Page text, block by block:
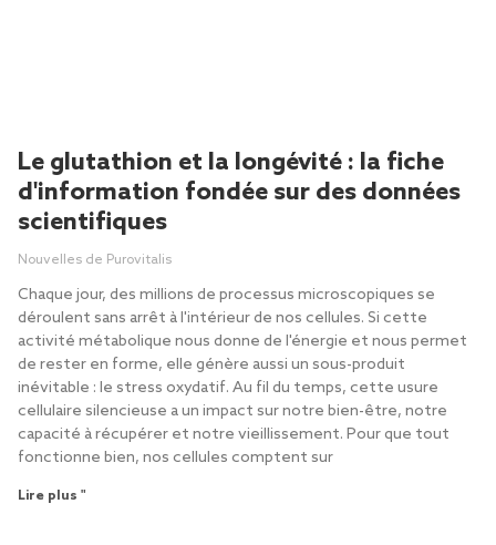
Le glutathion et la longévité : la fiche
d'information fondée sur des données
scientifiques
Nouvelles de Purovitalis
Chaque jour, des millions de processus microscopiques se
déroulent sans arrêt à l'intérieur de nos cellules. Si cette
activité métabolique nous donne de l'énergie et nous permet
de rester en forme, elle génère aussi un sous-produit
inévitable : le stress oxydatif. Au fil du temps, cette usure
cellulaire silencieuse a un impact sur notre bien-être, notre
capacité à récupérer et notre vieillissement. Pour que tout
fonctionne bien, nos cellules comptent sur
Lire plus "